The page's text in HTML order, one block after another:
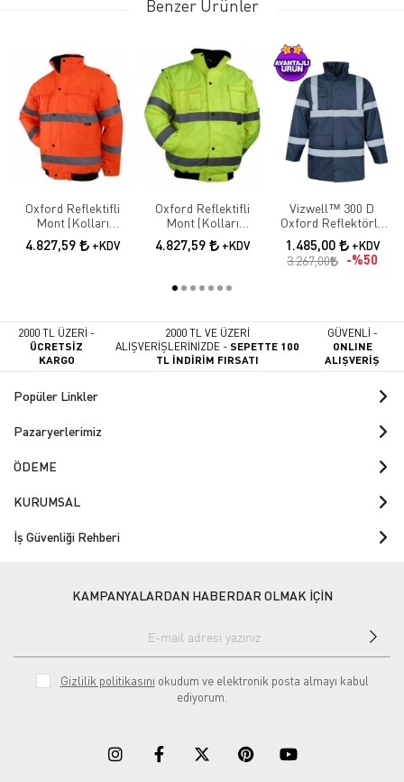
Benzer Ürünler
Oxford Reflektifli
Mont (Kolları
Çıkmalı)
4.827,59 +KDV
Oxford Reflektifli
Mont (Kolları
Çıkmalı)
4.827,59 +KDV
Vizwell™ 300 D
Oxford Reflektörlü
İçi Kapitoneli Lacivert
Parka
1.485,00 +KDV
3.267,00 %50
2000 TL ÜZERİ -
ÜCRETSİZ
KARGO
2000 TL VE ÜZERİ
ALIŞVERİŞLERİNİZDE -SEPETTE 100
TL İNDİRİM FIRSATI
GÜVENLİ -
ONLINE
ALIŞVERİŞ
Popüler Linkler
Pazaryerlerimiz
ÖDEME
KURUMSAL
İş Güvenliği Rehberi
KAMPANYALARDAN HABERDAR OLMAK İÇİN
Gizlilik politikasını okudum ve elektronik posta almayı kabul
ediyorum.